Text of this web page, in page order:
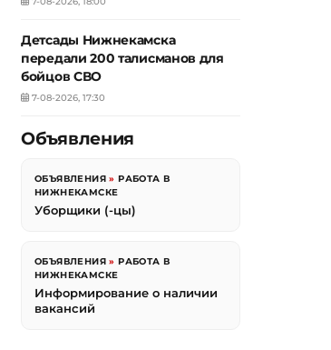
Детсады Нижнекамска
передали 200 талисманов для
бойцов СВО
7-08-2026, 17:30
Объявления
ОБЪЯВЛЕНИЯ »РАБОТА В
НИЖНЕКАМСКЕ
Уборщики (-цы)
ОБЪЯВЛЕНИЯ »РАБОТА В
НИЖНЕКАМСКЕ
Информирование о наличии
вакансий